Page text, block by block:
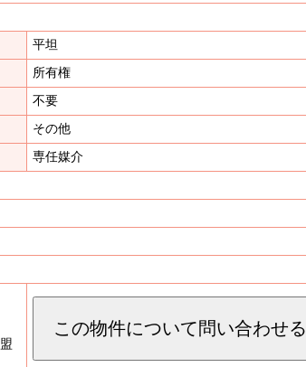
平坦
所有権
不要
その他
専任媒介
この物件について問い合わせる